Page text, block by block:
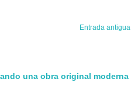
Entrada antigua
una obra original moderna